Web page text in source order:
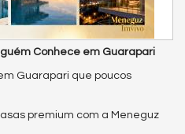
Conhece em Guarapari
Guarapari que poucos
premium com a Meneguz